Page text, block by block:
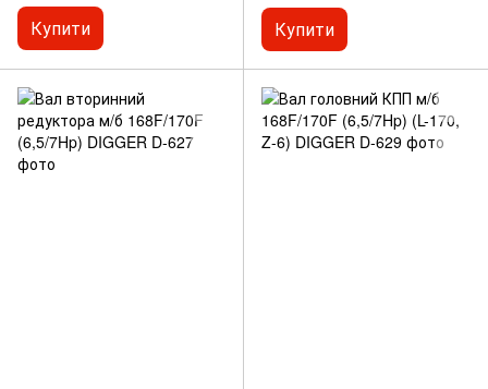
Купити Купити